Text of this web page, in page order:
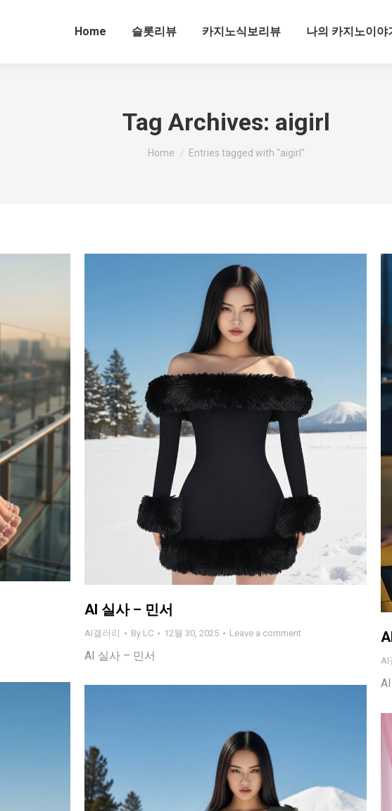
Home 슬롯리뷰 카지노식보리뷰 나의 카지노이야
Tag Archives: aigirl
You are here:
Home Entries tagged with "aigirl"
AI 실사 – 민서
AI갤러리 By LC 12월 30, 2025 Leave a comment
AI 실사 – 민서 AI